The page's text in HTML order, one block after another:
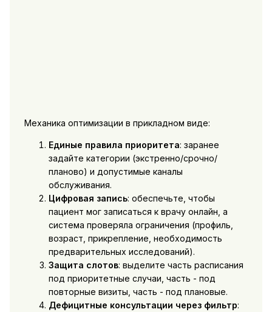
Механика оптимизации в прикладном виде:
Единые правила приоритета: заранее
задайте категории (экстренно/срочно/
планово) и допустимые каналы
обслуживания.
Цифровая запись: обеспечьте, чтобы
пациент мог записаться к врачу онлайн, а
система проверяла ограничения (профиль,
возраст, прикрепление, необходимость
предварительных исследований).
Защита слотов: выделите часть расписания
под приоритетные случаи, часть - под
повторные визиты, часть - под плановые.
Дефицитные консультации через фильтр: